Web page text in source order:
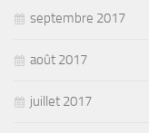
septembre 2017
août 2017
juillet 2017